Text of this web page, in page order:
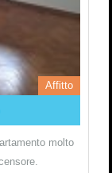
Affitto
molto